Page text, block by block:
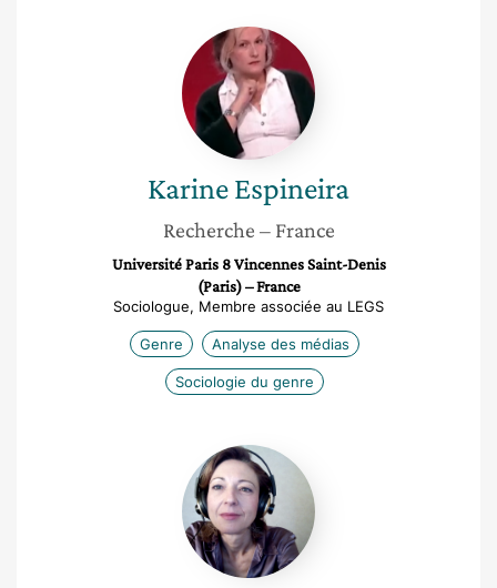
Karine
Espineira
KarineEspineira
Recherche – France
Université Paris 8 Vincennes Saint-Denis
(Paris) – France
Sociologue, Membre associée au LEGS
Genre Analyse des médias
Sociologie du genre
Laurence
Allard